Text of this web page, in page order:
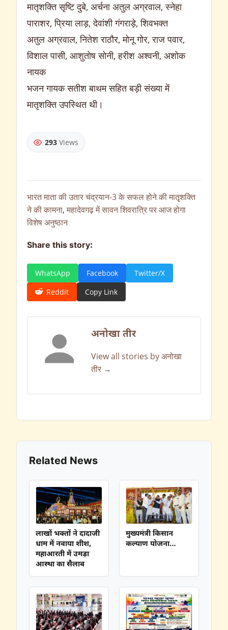
मातृशक्ति सृष्टि दुबे, अर्चना अतुल अग्रवाल, स्नेहा
पाराशर, प्रिया लाड़, देवांशी गंगराड़े, शिवभक्त
अतुल अग्रवाल, नितेश राठौर, मोनू गोर, राज पवार,
विशाल पासी, आशुतोष सोनी, हरीश अश्वनी, अशोक
नायक
भजन गायक सतीश बाथम सहित बड़ी संख्या में
मातृशक्ति उपस्थित थी।
293 Views
भारत माता की उतार चंद्रयान-3 के सफल होने की मातृृशक्ति
ने की कामना, महादेवगढ़ में सावन शिवरात्रि पर आज होगा
विशेष अनुष्ठान
Share this story:
WhatsApp Facebook
Twitter/X
Reddit
Copy Link
अनोखा तीर
View all stories by अनोखा
तीर →
Related News
लाखों भक्तों ने दादाजी
धाम में नवाया शीश,
महाआरती में उमड़ा
आस्था का सैलाब
मुख्यमंत्री किसान
कल्याण योजना…